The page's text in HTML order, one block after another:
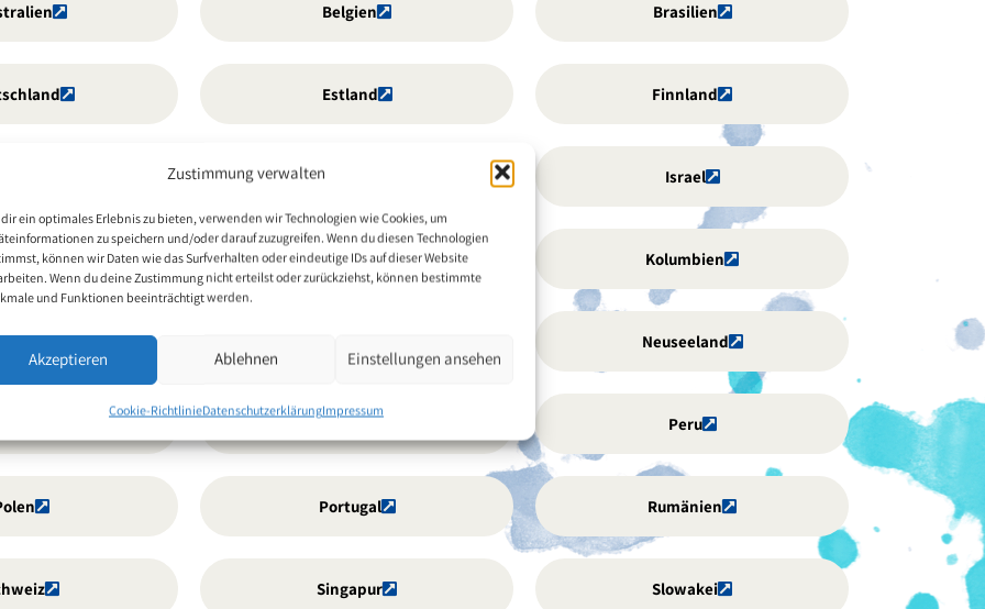
Zustimmung verwalten
ein optimales Erlebnis zu bieten, verwenden wir Technologien wie Cookies, um
zu speichern und/oder darauf zuzugreifen. Wenn du diesen Technologien
können wir Daten wie das Surfverhalten oder eindeutige IDs auf dieser Website
Wenn du deine Zustimmung nicht erteilst oder zurückziehst, können bestimmte
und Funktionen beeinträchtigt werden.
Akzeptieren Ablehnen Einstellungen ansehen
Cookie-RichtlinieDatenschutzerklärungImpressum
Belgien Brasilien
Estland Finnland
Israel
Kanada Kolumbien
Neuseeland
Österreich Peru
Portugal Rumänien
Singapur Slowakei